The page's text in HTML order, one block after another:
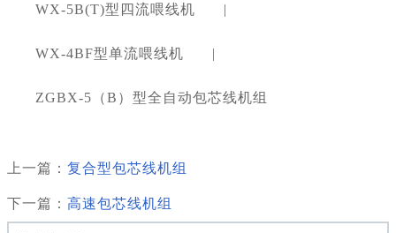
WX-5B(T)型四流喂线机 |
WX-4BF型单流喂线机 |
ZGBX-5（B）型全自动包芯线机组
上一篇：复合型包芯线机组
下一篇：高速包芯线机组